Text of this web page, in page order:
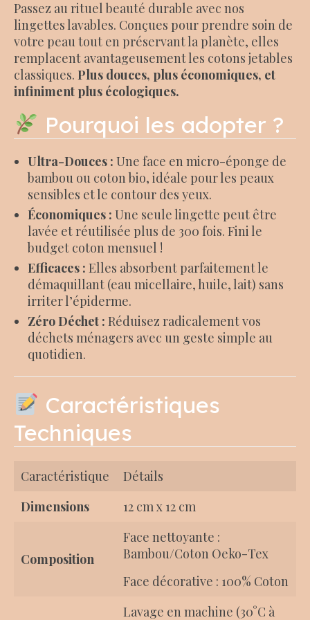
Passez au rituel beauté durable avec nos
lingettes lavables. Conçues pour prendre soin de
votre peau tout en préservant la planète, elles
remplacent avantageusement les cotons jetables
classiques. Plus douces, plus économiques, et
infiniment plus écologiques.
Pourquoi les adopter ?
Ultra-Douces : Une face en micro-éponge de
bambou ou coton bio, idéale pour les peaux
sensibles et le contour des yeux.
Économiques : Une seule lingette peut être
lavée et réutilisée plus de 300 fois. Fini le
budget coton mensuel !
Efficaces : Elles absorbent parfaitement le
démaquillant (eau micellaire, huile, lait) sans
irriter l’épiderme.
Zéro Déchet : Réduisez radicalement vos
déchets ménagers avec un geste simple au
quotidien.
Caractéristiques
Techniques
Caractéristique
Détails
Dimensions
12 cm x 12 cm
Composition
Face nettoyante :
Bambou/Coton Oeko-Tex
Face décorative : 100% Coton
Lavage en machine (30°C à